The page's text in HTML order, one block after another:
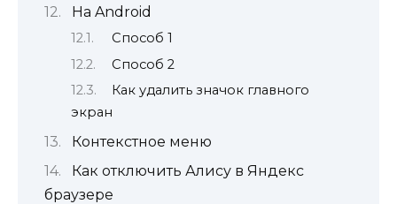
На Android
Способ 1
Способ 2
Как удалить значок главного
экран
Контекстное меню
Как отключить Алису в Яндекс
браузере